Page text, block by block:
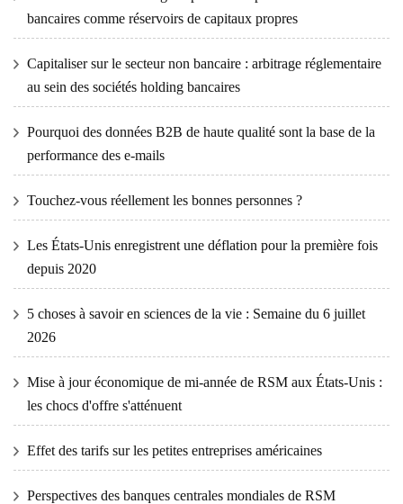
bancaires comme réservoirs de capitaux propres
Capitaliser sur le secteur non bancaire : arbitrage réglementaire
au sein des sociétés holding bancaires
Pourquoi des données B2B de haute qualité sont la base de la
performance des e-mails
Touchez-vous réellement les bonnes personnes ?
Les États-Unis enregistrent une déflation pour la première fois
depuis 2020
5 choses à savoir en sciences de la vie : Semaine du 6 juillet
2026
Mise à jour économique de mi-année de RSM aux États-Unis :
les chocs d'offre s'atténuent
Effet des tarifs sur les petites entreprises américaines
Perspectives des banques centrales mondiales de RSM